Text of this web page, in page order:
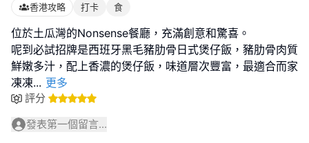
香港攻略 打卡 食
位於土瓜灣的Nonsense餐廳，充滿創意和驚喜。
呢到必試招牌是西班牙黑毛豬肋骨日式煲仔飯，豬肋骨肉質
鮮嫩多汁，配上香濃的煲仔飯，味道層次豐富，最適合而家
凍凍... 更多
評分
發表第一個留言...